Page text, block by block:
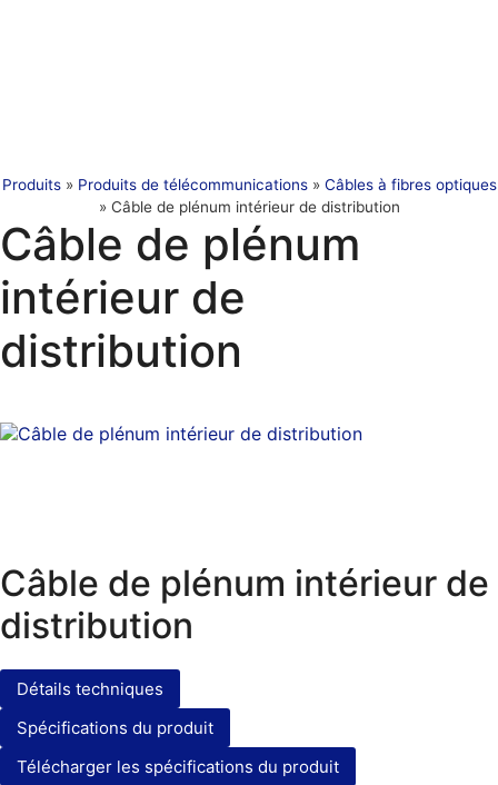
Produits» Produits de télécommunications» Câbles à fibres optiques
» Câble de plénum intérieur de distribution
Câble de plénum
intérieur de
distribution
Câble de plénum intérieur de
distribution
Détails techniques
Spécifications du produit
Télécharger les spécifications du produit